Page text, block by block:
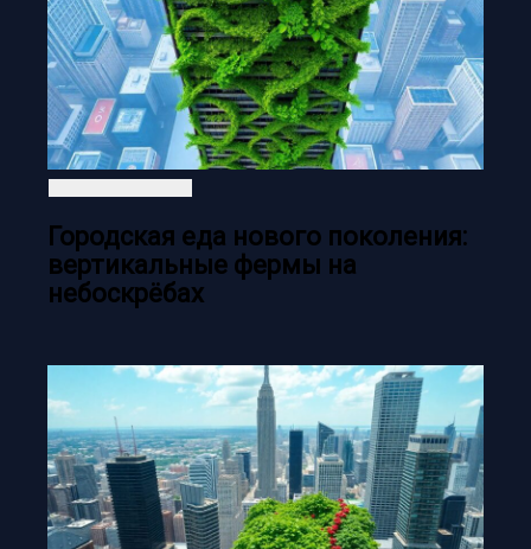
Городская еда нового поколения:
вертикальные фермы на
небоскрёбах